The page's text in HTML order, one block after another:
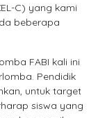
C) yang kami
beberapa
FABI kali ini
Pendidik
untuk target
siswa yang